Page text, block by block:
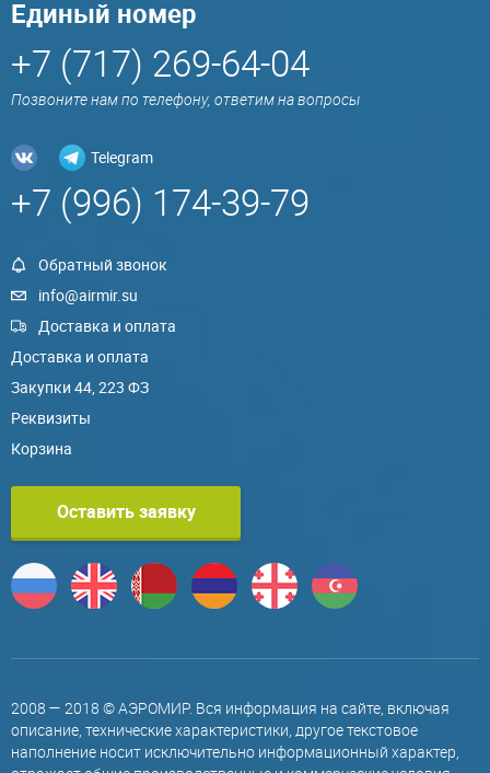
Единый номер
+7 (717) 269-64-04
Позвоните нам по телефону, ответим на вопросы
Telegram
+7 (996) 174-39-79
Обратный звонок
info@airmir.su
Доставка и оплата
Доставка и оплата
Закупки 44, 223 ФЗ
Реквизиты
Корзина
Оставить заявку
2008 — 2018 © АЭРОМИР. Вся информация на сайте, включая
описание, технические характеристики, другое текстовое
наполнение носит исключительно информационный характер,